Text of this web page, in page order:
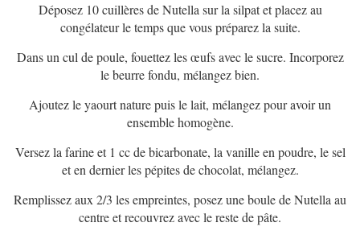
Déposez 10 cuillères de Nutella sur la silpat et placez au
congélateur le temps que vous préparez la suite.
Dans un cul de poule, fouettez les œufs avec le sucre. Incorporez
le beurre fondu, mélangez bien.
Ajoutez le yaourt nature puis le lait, mélangez pour avoir un
ensemble homogène.
Versez la farine et 1 cc de bicarbonate, la vanille en poudre, le sel
et en dernier les pépites de chocolat, mélangez.
Remplissez aux 2/3 les empreintes, posez une boule de Nutella au
centre et recouvrez avec le reste de pâte.